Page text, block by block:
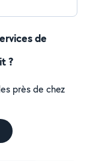
de
?
près de chez